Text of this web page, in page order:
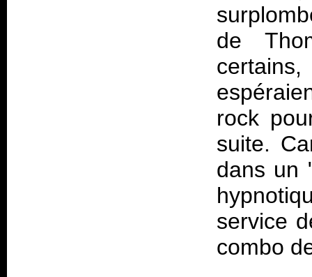
de
rock
suite.
dans un
service